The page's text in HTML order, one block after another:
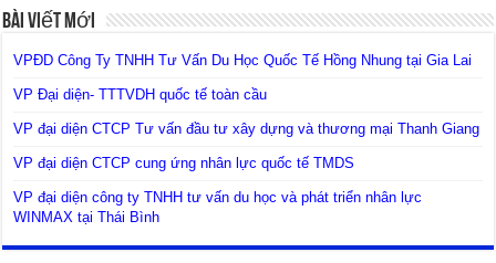
Bài Viết Mới
VPĐD Công Ty TNHH Tư Vấn Du Học Quốc Tế Hồng Nhung tại Gia Lai
VP Đại diện- TTTVDH quốc tế toàn cầu
VP đại diện CTCP Tư vấn đầu tư xây dựng và thương mại Thanh Giang
VP đại diện CTCP cung ứng nhân lực quốc tế TMDS
VP đại diện công ty TNHH tư vấn du học và phát triển nhân lực
WINMAX tại Thái Bình